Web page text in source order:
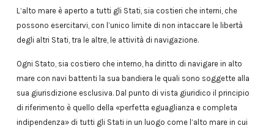
L’alto mare è aperto a tutti gli Stati, sia costieri che interni, che
possono esercitarvi, con l’unico limite di non intaccare le libertà
degli altri Stati, tra le altre, le attività di navigazione.
Ogni Stato, sia costiero che interno, ha diritto di navigare in alto
mare con navi battenti la sua bandiera le quali sono soggette alla
sua giurisdizione esclusiva. Dal punto di vista giuridico il principio
di riferimento è quello della «perfetta eguaglianza e completa
indipendenza» di tutti gli Stati in un luogo come l’alto mare in cui